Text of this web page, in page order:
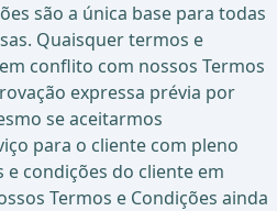
são a única base para todas
Quaisquer termos e
conflito com nossos Termos
expressa prévia por
se aceitarmos
para o cliente com pleno
condições do cliente em
Termos e Condições ainda